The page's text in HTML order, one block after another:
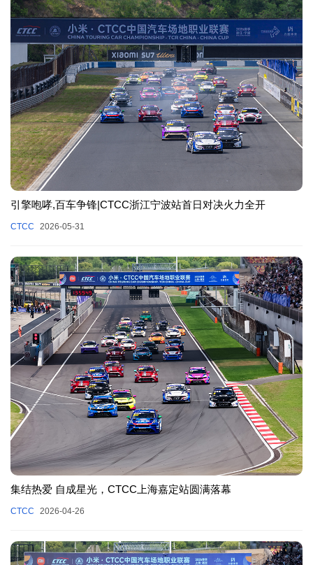
引擎咆哮,百车争锋|CTCC浙江宁波站首日对决火力全开
CTCC 2026-05-31
集结热爱 自成星光，CTCC上海嘉定站圆满落幕
CTCC 2026-04-26